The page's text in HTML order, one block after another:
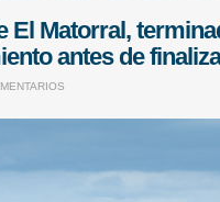
El Matorral,
antes de